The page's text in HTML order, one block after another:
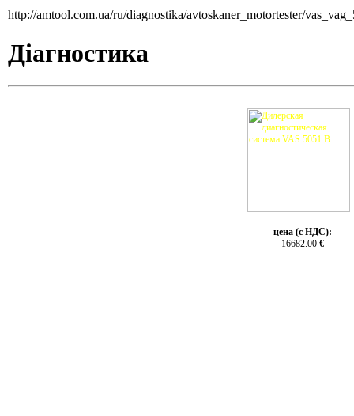
http://amtool.com.ua/ru/diagnostika/avtoskaner_motortester/
Діагностика
цена (с НДС):
16682.00 €